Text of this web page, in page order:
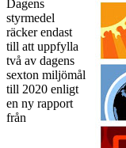
Dagens
styrmedel
räcker endast
till att uppfylla
två av dagens
sexton miljömål
till 2020 enligt
en ny rapport
från